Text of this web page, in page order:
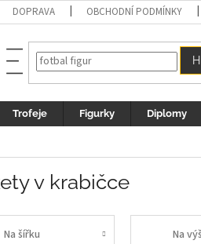
DOPRAVA OBCHODNÍ PODMÍNKY
Trofeje Figurky Diplomy
v krabičce
Na šířku Na